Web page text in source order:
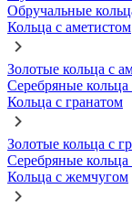
Обручальные
Кольца с аметистом
Золотые кольца с
Серебряные кольца
Кольца с гранатом
Золотые кольца с
Серебряные кольца
Кольца с жемчугом